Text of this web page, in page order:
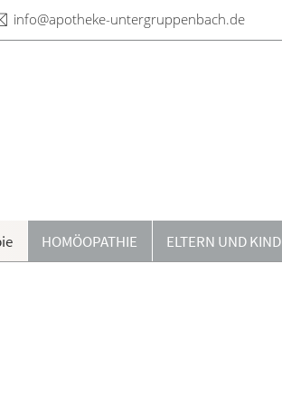
HOMÖOPATHIE ELTERN UND KIND
info@apotheke-untergruppenbach.de